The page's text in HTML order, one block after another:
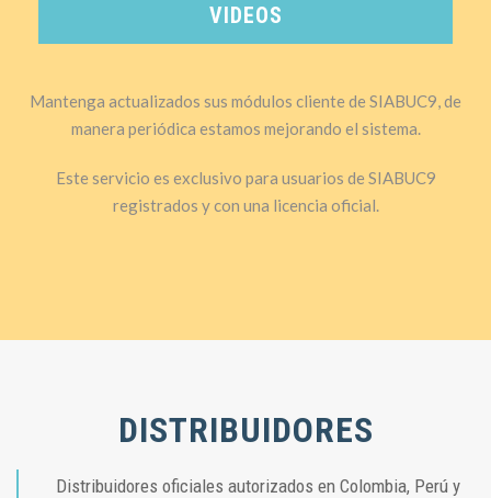
VIDEOS
Mantenga actualizados sus módulos cliente de SIABUC9, de
manera periódica estamos mejorando el sistema.
Este servicio es exclusivo para usuarios de SIABUC9
registrados y con una licencia oficial.
DISTRIBUIDORES
Distribuidores oficiales autorizados en Colombia, Perú y